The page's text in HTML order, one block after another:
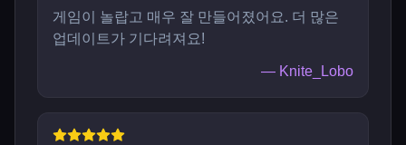
게임이 놀랍고 매우 잘 만들어졌어요. 더 많은
업데이트가 기다려져요!
— Knite_Lobo